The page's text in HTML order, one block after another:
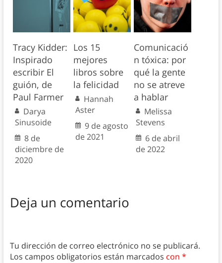
Tracy Kidder:
Inspirado
escribir El
guión, de
Paul Farmer
Darya
Sinusoide
8 de
diciembre de
2020
Los 15
mejores
libros sobre
la felicidad
Hannah
Aster
9 de agosto
de 2021
Comunicació
n tóxica: por
qué la gente
no se atreve
a hablar
Melissa
Stevens
6 de abril
de 2022
Deja un comentario
Tu dirección de correo electrónico no se publicará.
Los campos obligatorios están marcados con *